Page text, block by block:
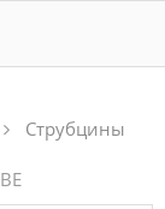
Струбцины